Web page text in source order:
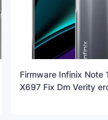
Firmware Infinix Note
X697 Fix Dm Verity